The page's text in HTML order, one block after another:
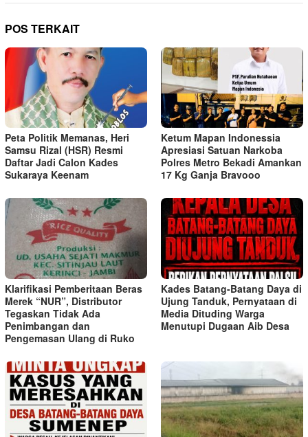
POS TERKAIT
Peta Politik Memanas, Heri
Samsu Rizal (HSR) Resmi
Daftar Jadi Calon Kades
Sukaraya Keenam
Ketum Mapan Indonessia
Apresiasi Satuan Narkoba
Polres Metro Bekadi Amankan
17 Kg Ganja Bravooo
Klarifikasi Pemberitaan Beras
Merek “NUR”, Distributor
Tegaskan Tidak Ada
Penimbangan dan
Pengemasan Ulang di Ruko
Kades Batang-Batang Daya di
Ujung Tanduk, Pernyataan di
Media Dituding Warga
Menutupi Dugaan Aib Desa